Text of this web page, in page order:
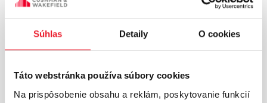
Súhlas Detaily O cookies
Táto webstránka používa súbory cookies
Na prispôsobenie obsahu a reklám, poskytovanie funkcií
Prahu.
INFORMÁCIE O LOKALITE
Bratislava a okolie